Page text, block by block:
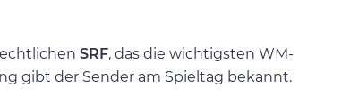
SRF, das die wichtigsten WM-
gibt der Sender am Spieltag bekannt.